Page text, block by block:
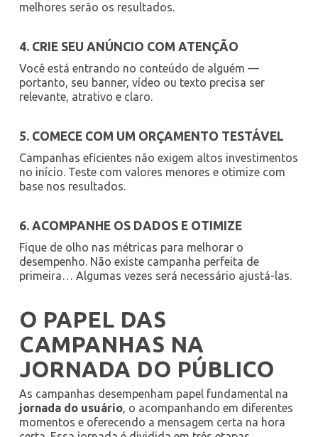
melhores serão os resultados.
4. CRIE SEU ANÚNCIO COM ATENÇÃO
Você está entrando no conteúdo de alguém —
portanto, seu banner, vídeo ou texto precisa ser
relevante, atrativo e claro.
5. COMECE COM UM ORÇAMENTO TESTÁVEL
Campanhas eficientes não exigem altos investimentos
no início. Teste com valores menores e otimize com
base nos resultados.
6. ACOMPANHE OS DADOS E OTIMIZE
Fique de olho nas métricas para melhorar o
desempenho. Não existe campanha perfeita de
primeira… Algumas vezes será necessário ajustá-las.
O PAPEL DAS
CAMPANHAS NA
JORNADA DO PÚBLICO
As campanhas desempenham papel fundamental na
jornada do usuário, o acompanhando em diferentes
momentos e oferecendo a mensagem certa na hora